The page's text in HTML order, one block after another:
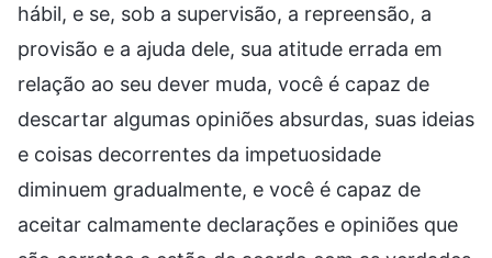
hábil, e se, sob a supervisão, a repreensão, a
provisão e a ajuda dele, sua atitude errada em
relação ao seu dever muda, você é capaz de
descartar algumas opiniões absurdas, suas ideias
e coisas decorrentes da impetuosidade
diminuem gradualmente, e você é capaz de
aceitar calmamente declarações e opiniões que